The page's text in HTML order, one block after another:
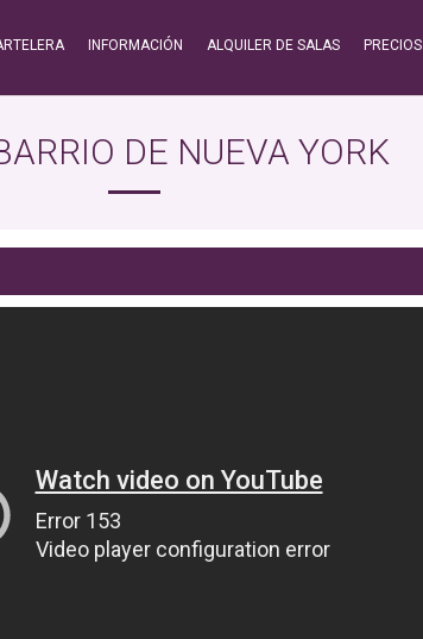
INFORMACIÓN ALQUILER DE SALAS PRECIOS
DE NUEVA YORK